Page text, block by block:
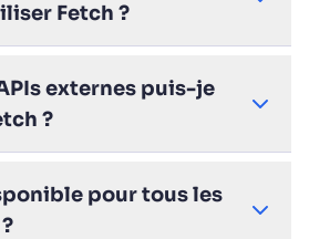
Fetch ?
externes puis-je
?
pour tous les